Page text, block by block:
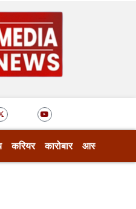
X
-
t
w
t
t
r
Y
o
u
t
b
e
करियर कारोबार आस्था